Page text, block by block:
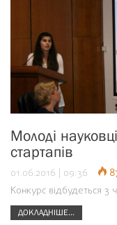
Молоді
стартапів
01.06.2016 | 09:36
Конкурс відбудеться
ДОКЛАДНІШЕ...